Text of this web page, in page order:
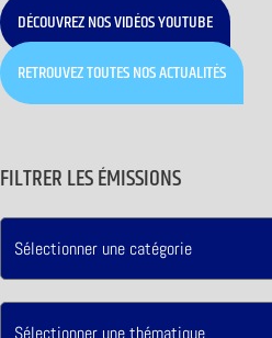
DÉCOUVREZ NOS VIDÉOS YOUTUBE
RETROUVEZ TOUTES NOS ACTUALITÉS
FILTRER LES ÉMISSIONS